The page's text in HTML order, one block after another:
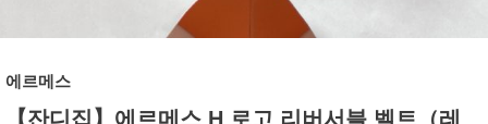
에르메스
【잔디집】에르메스 H 로고 리버서블 벨트（레